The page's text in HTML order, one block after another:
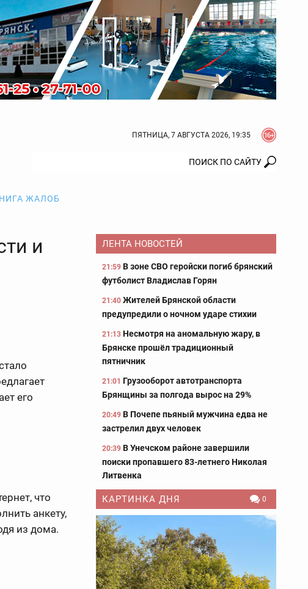
ПЯТНИЦА, 7 АВГУСТА 2026, 19:36
ЖАЛОБ
и
его
что
анкету,
из дома.
ЛЕНТА НОВОСТЕЙ
21:59 В зоне СВО геройски погиб брянский
футболист Владислав Горян
21:40 Жителей Брянской области
предупредили о ночном ударе стихии
21:13 Несмотря на аномальную жару, в
Брянске прошёл традиционный
пятничник
21:01 Грузооборот автотранспорта
Брянщины за полгода вырос на 29%
20:49 В Почепе пьяный мужчина едва не
застрелил двух человек
20:39 В Унечском районе завершили
поиски пропавшего 83-летнего Николая
Литвенка
КАРТИНКА ДНЯ 0